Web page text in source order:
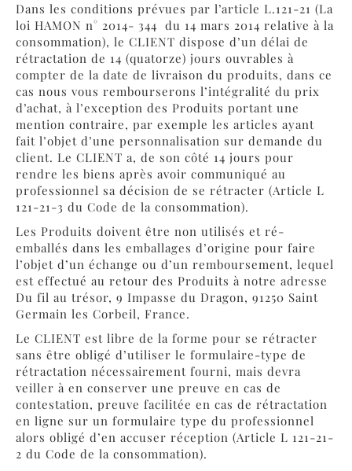
Dans les conditions prévues par l’article L.121-21 (La
loi HAMON n° 2014- 344 du 14 mars 2014 relative à la
consommation), le CLIENT dispose d’un délai de
rétractation de 14 (quatorze) jours ouvrables à
compter de la date de livraison du produits, dans ce
cas nous vous rembourserons l’intégralité du prix
d’achat, à l’exception des Produits portant une
mention contraire, par exemple les articles ayant
fait l’objet d’une personnalisation sur demande du
client. Le CLIENT a, de son côté 14 jours pour
rendre les biens après avoir communiqué au
professionnel sa décision de se rétracter (Article L
121-21-3 du Code de la consommation).
Les Produits doivent être non utilisés et ré-
emballés dans les emballages d’origine pour faire
l’objet d’un échange ou d’un remboursement, lequel
est effectué au retour des Produits à notre adresse
Du fil au trésor, 9 Impasse du Dragon, 91250 Saint
Germain les Corbeil, France.
Le CLIENT est libre de la forme pour se rétracter
sans être obligé d’utiliser le formulaire-type de
rétractation nécessairement fourni, mais devra
veiller à en conserver une preuve en cas de
contestation, preuve facilitée en cas de rétractation
en ligne sur un formulaire type du professionnel
alors obligé d’en accuser réception (Article L 121-21-
2 du Code de la consommation).